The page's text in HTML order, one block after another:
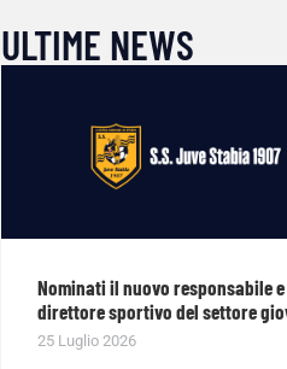
ULTIME NEWS
Nominati il nuovo responsabile
direttore sportivo del settore
25 Luglio 2026